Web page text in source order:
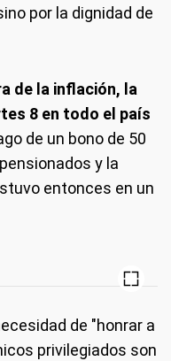
por la dignidad de
de la inflación, la
8 en todo el país
de un bono de 50
y la
entonces en un
de "honrar a
privilegiados son